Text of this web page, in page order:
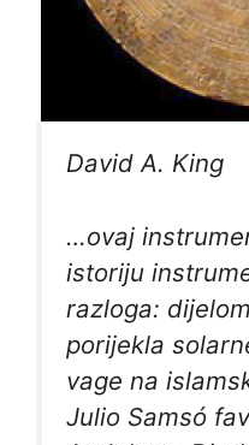
David A. King
…ovaj
istoriju
razloga:
porijekla
vage na
Julio Samsó